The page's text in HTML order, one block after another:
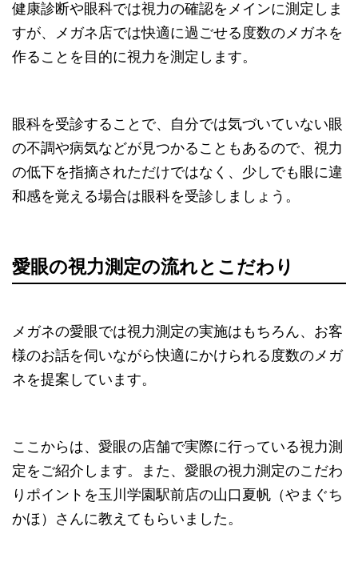
健康診断や眼科では視力の確認をメインに測定しま
すが、メガネ店では快適に過ごせる度数のメガネを
作ることを目的に視力を測定します。
眼科を受診することで、自分では気づいていない眼
の不調や病気などが見つかることもあるので、視力
の低下を指摘されただけではなく、少しでも眼に違
和感を覚える場合は眼科を受診しましょう。
愛眼の視力測定の流れとこだわり
メガネの愛眼では視力測定の実施はもちろん、お客
様のお話を伺いながら快適にかけられる度数のメガ
ネを提案しています。
ここからは、愛眼の店舗で実際に行っている視力測
定をご紹介します。また、愛眼の視力測定のこだわ
りポイントを玉川学園駅前店の山口夏帆（やまぐち
かほ）さんに教えてもらいました。